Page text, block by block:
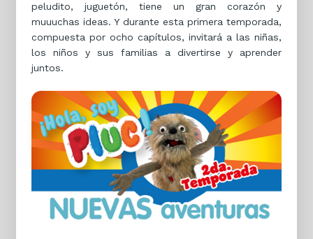
peludito, juguetón, tiene un gran corazón y
muuuchas ideas. Y durante esta primera temporada,
compuesta por ocho capítulos, invitará a las niñas,
los niños y sus familias a divertirse y aprender
juntos.